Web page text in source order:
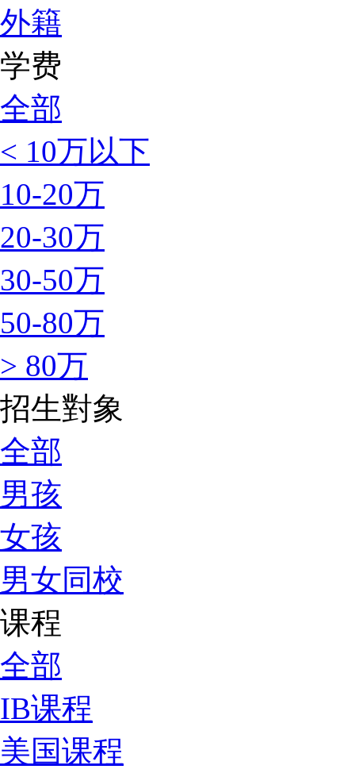
外籍
学费
全部
< 10万以下
10-20万
20-30万
30-50万
50-80万
> 80万
招生對象
全部
男孩
女孩
男女同校
课程
全部
IB课程
美国课程